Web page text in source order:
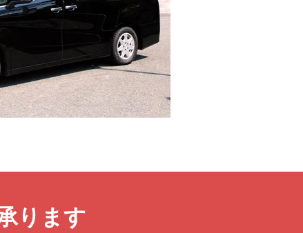
ります